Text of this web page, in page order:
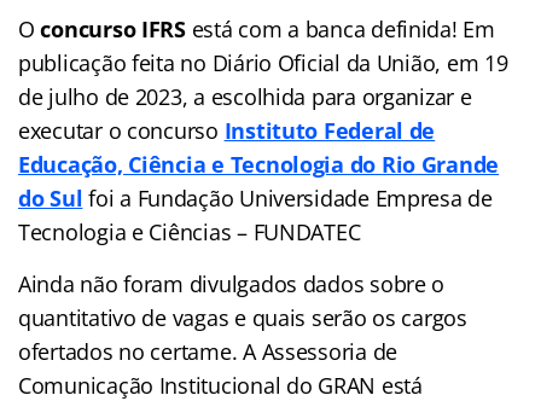
Oconcurso IFRSestá com a banca definida! Em
publicação feita no Diário Oficial da União, em 19
de julho de 2023, a escolhida para organizar e
executar o concurso Instituto Federal de
Educação, Ciência e Tecnologia do Rio Grande
do Sul foi a Fundação Universidade Empresa de
Tecnologia e Ciências – FUNDATEC
Ainda não foram divulgados dados sobre o
quantitativo de vagas e quais serão os cargos
ofertados no certame. A Assessoria de
Comunicação Institucional do GRAN está